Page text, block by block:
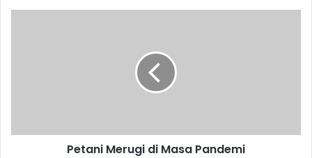
Petani Merugi di Masa Pandemi